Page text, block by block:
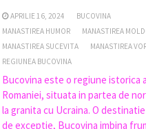
APRILIE 16, 2024
BUCOVINA
MANASTIREA HUMOR
MANASTIREA
MANASTIREA SUCEVITA
MANASTIREA
REGIUNEA BUCOVINA
Bucovina este o regiune istorica a
Romaniei, situata in partea de
la granita cu Ucraina. O
de exceptie, Bucovina imbina